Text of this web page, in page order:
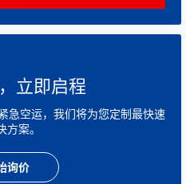
立即启程
急空运，我们将为您定制最快速
方案。
询价